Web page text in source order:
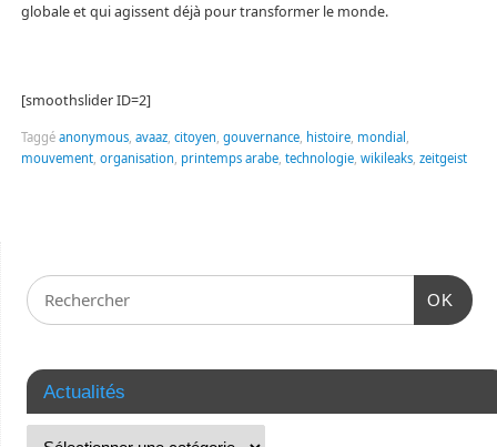
globale et qui agissent déjà pour transformer le monde.
[smoothslider ID=2]
Taggé anonymous, avaaz, citoyen gouvernance, histoire, mondial
mouvement, organisation printemps arabe, technologie, wikileaks, zeitgeist
OK
Actualités